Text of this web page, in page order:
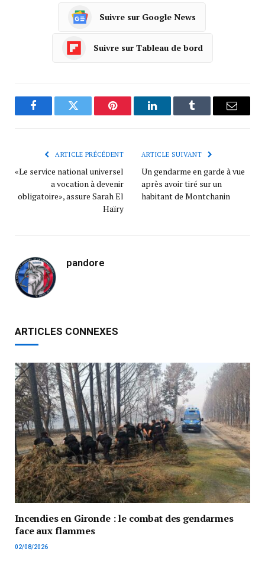
Suivre sur Google News
Suivre sur Tableau de bord
FacebookTwitter Pinterest LinkedInTumblr
ARTICLE PRÉCÉDENT
«Le service national universel
a vocation à devenir
obligatoire», assure Sarah El
Haïry
ARTICLE SUIVANT
Un gendarme en garde à vue
après avoir tiré sur un
habitant de Montchanin
pandore
ARTICLES CONNEXES
Incendies en Gironde : le combat des gendarmes
face aux flammes
02/08/2026